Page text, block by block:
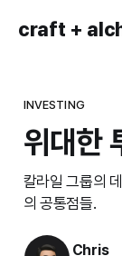
craft +
INVESTING
위대한
칼라일 그룹의
의 공통점들.
Chris